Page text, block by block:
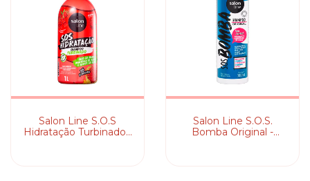
Salon Line S.O.S
Hidratação Turbinado -
Salon Line S.O.S.
Bomba Original -